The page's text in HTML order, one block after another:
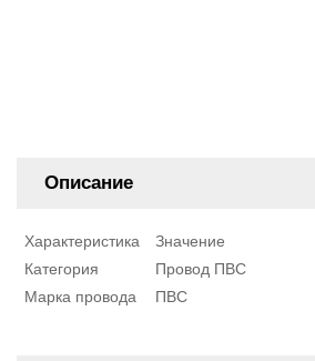
Описание
Характеристика
Значение
Категория
Провод ПВС
Марка провода
ПВС